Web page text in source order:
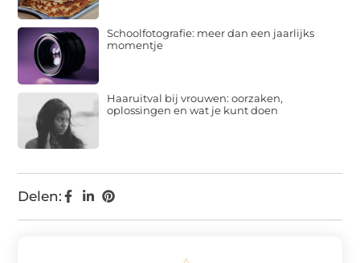
Delen:
Schoolfotografie: meer dan een jaarlijks
momentje
Haaruitval bij vrouwen: oorzaken,
oplossingen en wat je kunt doen